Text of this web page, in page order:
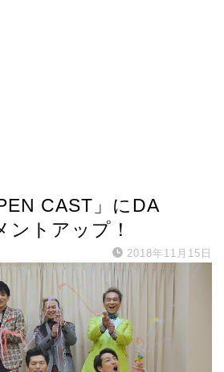
CAST」にDA
ントアップ！
2018年11月15日